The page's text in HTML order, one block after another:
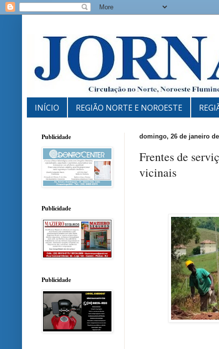
INÍCIO REGIÃO NORTE E NOROESTE
domingo, 26 de janeiro
Frentes de
vicinais
Publicidade
Publicidade
Publicidade